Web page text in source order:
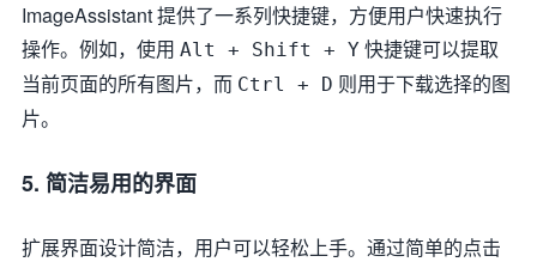
ImageAssistant 提供了一系列快捷键，方便用户快速执行
操作。例如，使用 Alt + Shift + Y 快捷键可以提取
当前页面的所有图片，而 Ctrl + D 则用于下载选择的图
片。
5. 简洁易用的界面
扩展界面设计简洁，用户可以轻松上手。通过简单的点击